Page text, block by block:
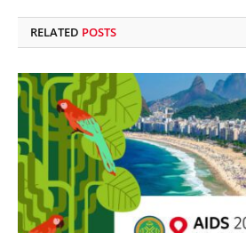
RELATED POSTS